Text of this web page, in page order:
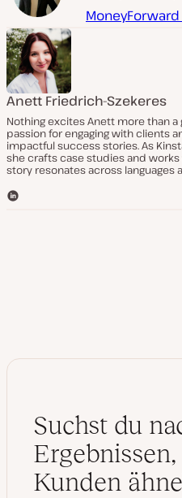
MoneyForward
Anett Friedrich-Szekeres
Nothing excites Anett more than
passion for engaging with clients
impactful success stories. As
she crafts case studies and
story resonates across languages
L
Suchst du
Kunden